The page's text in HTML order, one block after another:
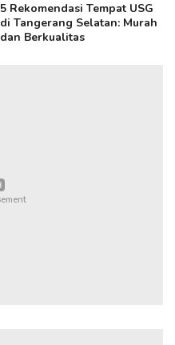
5 Rekomendasi Tempat USG
di Tangerang Selatan: Murah
dan Berkualitas